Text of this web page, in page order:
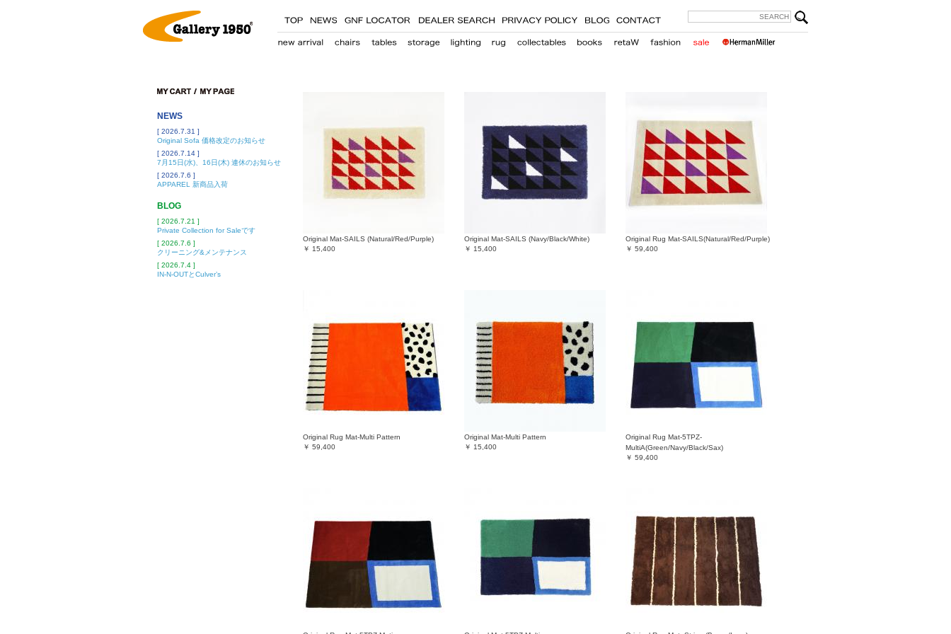
NEWS
[ 2026.7.31 ]
Original Sofa 価格改定のお知らせ
[ 2026.7.14 ]
7月15日(水)、16日(木) 連休のお知らせ
[ 2026.7.6 ]
APPAREL 新商品入荷
BLOG
[ 2026.7.21 ]
Private Collection for Saleです
[ 2026.7.6 ]
クリーニング&メンテナンス
[ 2026.7.4 ]
IN-N-OUTとCulver’s
Original Mat-SAILS (Natural/Red/Purple)
￥ 15,400
Original Mat-SAILS (Navy/Black/White)
￥ 15,400
Original Rug Mat-SAILS(Natural/Red/Purple)
￥59,400
Original Rug Mat-Multi Pattern
￥ 59,400
Original Mat-Multi Pattern
￥ 15,400
Original Rug Mat-5TPZ-
MultiA(Green/Navy/Black/Sax)
￥59,400